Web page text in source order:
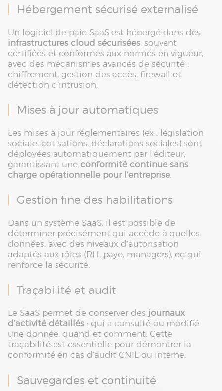
Hébergement sécurisé externalisé
Un logiciel de paie SaaS est hébergé dans des
infrastructures cloud sécurisées, souvent
certifiées et conformes aux normes en vigueur,
avec des mécanismes avancés de sécurité :
chiffrement, gestion des accès, firewall et
détection d’intrusion.
Mises à jour automatiques
Les mises à jour réglementaires (ex : législation
sociale, cotisations, déclarations sociales) sont
déployées automatiquement par l’éditeur,
garantissant une conformité continue sans
charge opérationnelle pour l’entreprise.
Gestion fine des habilitations
Dans un système SaaS, il est possible de
déterminer précisément qui accède à quelles
données, avec des niveaux d’autorisation
adaptés aux rôles (RH, paye, managers), ce qui
renforce la sécurité.
Traçabilité et audit
Le SaaS permet de conserver des journaux
d’activité détaillés : qui a consulté ou modifié
une donnée, quand et comment. Cette
traçabilité est essentielle pour démontrer la
conformité en cas d’audit CNIL ou interne.
Sauvegardes et continuité